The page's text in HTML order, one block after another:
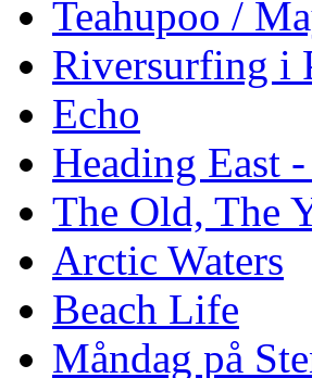
Teahupoo /
Riversurfing i
Echo
Heading East
The Old, The
Arctic Waters
Beach Life
Måndag på